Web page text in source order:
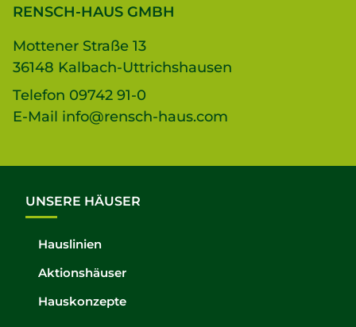
RENSCH-HAUS GMBH
Mottener Straße 13
36148 Kalbach-Uttrichshausen
Telefon 09742 91-0
E-Mail info@rensch-haus.com
UNSERE HÄUSER
Hauslinien
Aktionshäuser
Hauskonzepte